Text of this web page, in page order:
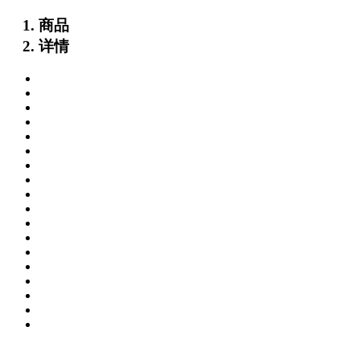
商品
详情